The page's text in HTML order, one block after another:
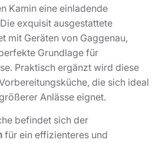
Kamin eine einladende
exquisit ausgestattete
mit Geräten von Gaggenau,
Grundlage für
Praktisch ergänzt wird diese
die sich ideal
Anlässe eignet.
befindet sich der
für ein effizienteres und